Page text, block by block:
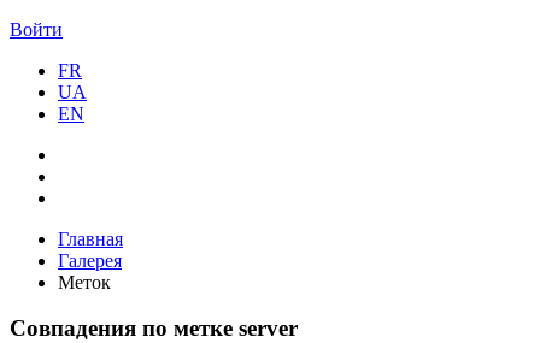
Войти
FR
UA
EN
Главная
Галерея
Меток
Совпадения по метке server